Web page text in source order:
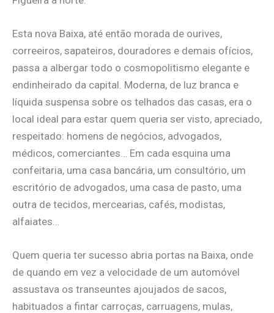
Esta nova Baixa, até então morada de ourives,
correeiros, sapateiros, douradores e demais ofícios,
passa a albergar todo o cosmopolitismo elegante e
endinheirado da capital. Moderna, de luz branca e
líquida suspensa sobre os telhados das casas, era o
local ideal para estar quem queria ser visto, apreciado,
respeitado: homens de negócios, advogados,
médicos, comerciantes… Em cada esquina uma
confeitaria, uma casa bancária, um consultório, um
escritório de advogados, uma casa de pasto, uma
outra de tecidos, mercearias, cafés, modistas,
alfaiates…
Quem queria ter sucesso abria portas na Baixa, onde
de quando em vez a velocidade de um automóvel
assustava os transeuntes ajoujados de sacos,
habituados a fintar carroças, carruagens, mulas,